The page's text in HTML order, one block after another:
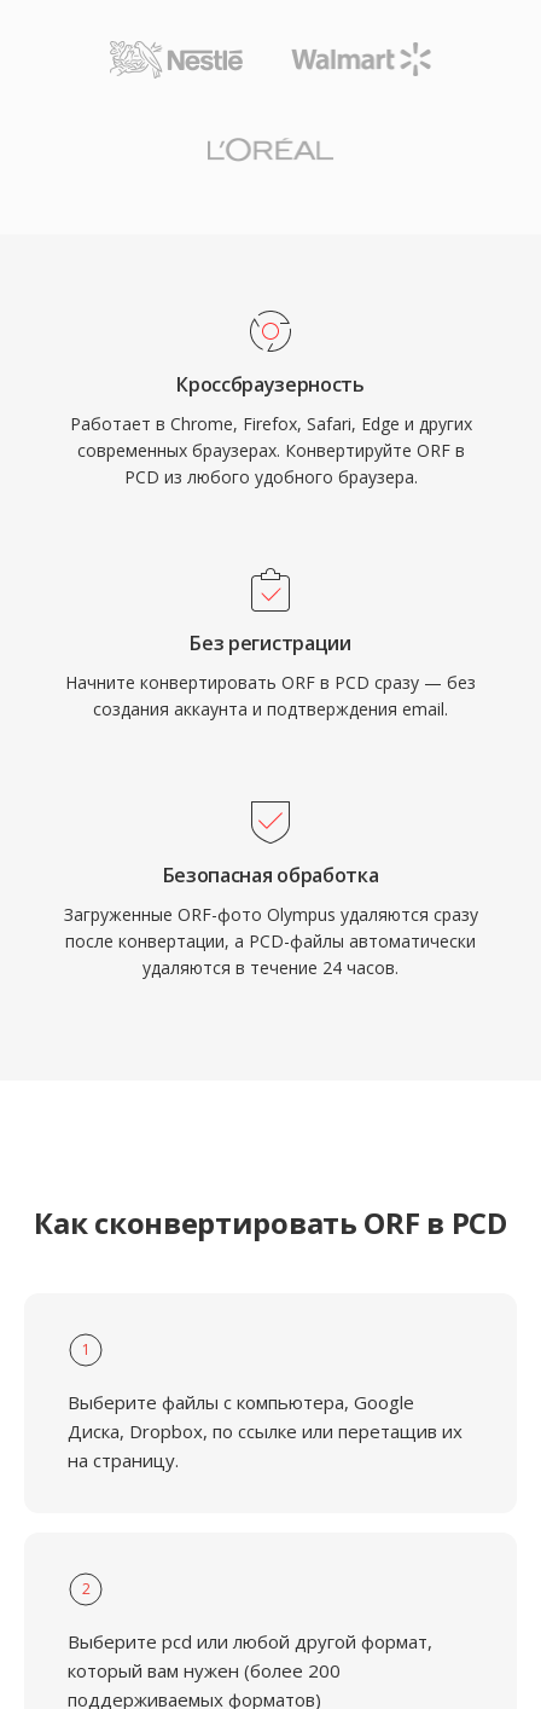
Кроссбраузерность
Работает в Chrome, Firefox, Safari, Edge и других
современных браузерах. Конвертируйте ORF в
PCD из любого удобного браузера.
Без регистрации
Начните конвертировать ORF в PCD сразу — без
создания аккаунта и подтверждения email.
Безопасная обработка
Загруженные ORF-фото Olympus удаляются сразу
после конвертации, а PCD-файлы автоматически
удаляются в течение 24 часов.
Как сконвертировать ORF в PCD
1
Выберите файлы с компьютера, Google
Диска, Dropbox, по ссылке или перетащив их
на страницу.
2
Выберите pcd или любой другой формат,
который вам нужен (более 200
поддерживаемых форматов)